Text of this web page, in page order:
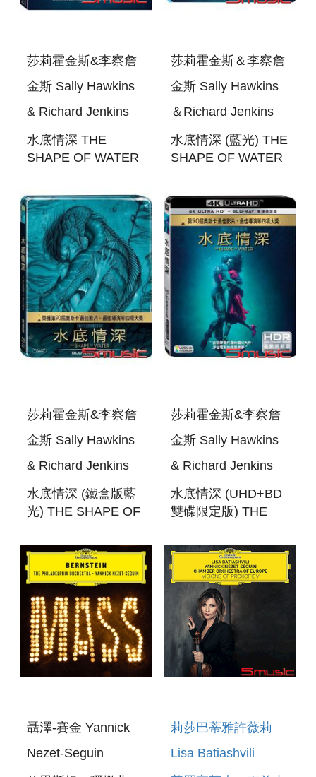
莎莉霍金斯&李察詹
金斯 Sally Hawkins
& Richard Jenkins
水底情深 THE
SHAPE OF WATER
莎莉霍金斯＆李察詹
金斯 Sally Hawkins
＆Richard Jenkins
水底情深 (藍光) THE
SHAPE OF WATER
莎莉霍金斯&李察詹
金斯 Sally Hawkins
& Richard Jenkins
水底情深 (鐵盒版藍
光) THE SHAPE OF
STEELBOOK
莎莉霍金斯&李察詹
金斯 Sally Hawkins
& Richard Jenkins
水底情深 (UHD+BD
雙碟限定版) THE
UHD+BD
聶澤-賽金 Yannick
Nezet-Seguin
莉莎巴蒂雅許薇莉
Lisa Batiashvili